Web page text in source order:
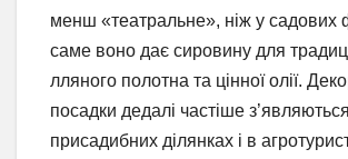
менш «театральне», ніж у садових
саме воно дає сировину для
лляного полотна та цінної олії.
посадки дедалі частіше
присадибних ділянках і в